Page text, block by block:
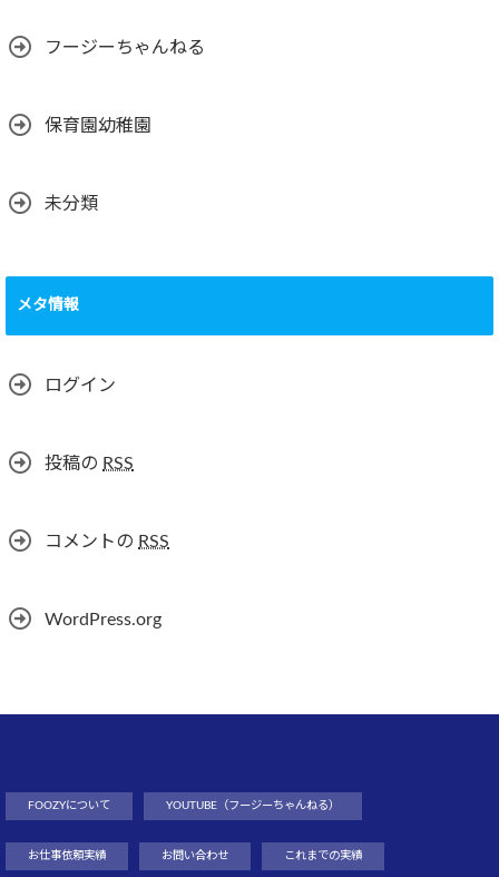
フージーちゃんねる
保育園幼稚園
未分類
メタ情報
ログイン
投稿の RSS
コメントの RSS
WordPress.org
FOOZYについて YOUTUBE（フージーちゃんねる）
お仕事依頼実績 お問い合わせ これまでの実績